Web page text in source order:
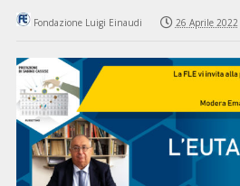
Fondazione Luigi Einaudi 26 Aprile 2022